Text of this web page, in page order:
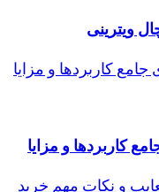
ویترینی
کاربردها و مزایا